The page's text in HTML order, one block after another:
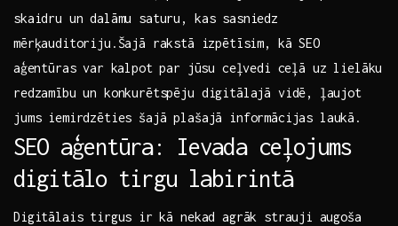
skaidru un dalāmu saturu, kas sasniedz‌
mērķauditoriju.Šajā rakstā⁣ izpētīsim, kā SEO
⁤aģentūras var kalpot par⁣ jūsu ceļvedi ceļā uz lielāku
redzamību un konkurētspēju digitālajā vidē,⁤ ļaujot
jums iemirdzēties šajā ‌plašajā informācijas laukā.
SEO aģentūra: Ievada ceļojums
digitālo‌ tirgu labirintā
Digitālais tirgus ir ⁣kā nekad agrāk strauji⁢ augoša